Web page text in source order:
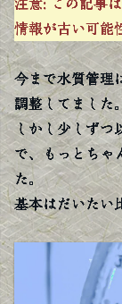
注意: この記事
情報が古い可能
今まで水質管理
調整してました
しかし少しずつ
で、もっとちゃ
た。
基本はだいたい